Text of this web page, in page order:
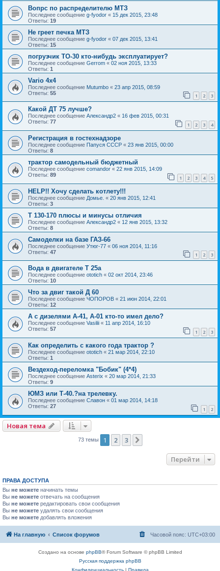
Вопрс по распределителю МТЗ
Последнее сообщение g-fyodor « 15 дек 2015, 23:48
Ответы: 19
Не греет печка МТЗ
Последнее сообщение g-fyodor « 07 дек 2015, 13:41
Ответы: 15
погрузчик ТО-30 кто-нибудь эксплуатирует?
Последнее сообщение Gerrom « 02 ноя 2015, 13:33
Ответы: 1
Vario 4x4
Последнее сообщение Mutumbo « 23 апр 2015, 08:59
Ответы: 55 1 2 3
Какой ДТ 75 лучше?
Последнее сообщение Александр2 « 16 фев 2015, 00:31
Ответы: 77 1 2 3 4
Регистрация в гостехнадзоре
Последнее сообщение Папуся СССР « 23 янв 2015, 00:00
Ответы: 8
трактор самодельный бюджетный
Последнее сообщение comandor « 22 янв 2015, 14:09
Ответы: 89 1 2 3 4 5
HELP!! Хочу сделать котлету!!!
Последнее сообщение Домье. « 20 янв 2015, 12:41
Ответы: 3
Т 130-170 плюсы и минусы отличия
Последнее сообщение Александр2 « 12 янв 2015, 13:32
Ответы: 8
Самоделки на базе ГАЗ-66
Последнее сообщение Утюг-77 « 06 ноя 2014, 11:16
Ответы: 47 1 2 3
Вода в двигателе Т 25а
Последнее сообщение ototich « 02 окт 2014, 23:46
Ответы: 10
Что за двиг такой Д 60
Последнее сообщение ЧОПОРОВ « 21 июн 2014, 22:01
Ответы: 12
А с дизелями А-41, А-01 кто-то имел дело?
Последнее сообщение Vasilii « 11 апр 2014, 16:10
Ответы: 57 1 2 3
Как определить с какого года трактор ?
Последнее сообщение ototich « 21 мар 2014, 22:10
Ответы: 1
Вездеход-переломка "Бобик" (4*4)
Последнее сообщение Asterix « 20 мар 2014, 21:33
Ответы: 9
ЮМЗ или Т-40.?на трелевку.
Последнее сообщение Славон « 01 мар 2014, 14:18
Ответы: 27 1 2
Новая тема
73 темы 1 2 3
Перейти
ПРАВА ДОСТУПА
Вы не можете начинать темы
Вы не можете отвечать на сообщения
Вы не можете редактировать свои сообщения
Вы не можете удалять свои сообщения
Вы не можете добавлять вложения
На главную Список форумов Часовой пояс: UTC+03:00
Создано на основе phpBB® Forum Software © phpBB Limited
Русская поддержка phpBB
Конфиденциальность| Правила